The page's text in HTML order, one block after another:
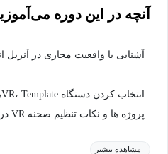
آنچه در این دوره
آشنایی با واقعیت مجازی در آنریل
پروژه ها و نکات تنظیم صحنه VR در آنریل
مشاهده بیشتر